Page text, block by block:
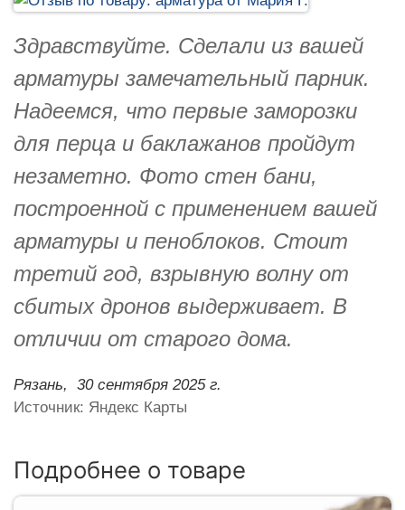
Здравствуйте. Сделали из вашей
арматуры замечательный парник.
Надеемся, что первые заморозки
для перца и баклажанов пройдут
незаметно. Фото стен бани,
построенной с применением вашей
арматуры и пеноблоков. Стоит
третий год, взрывную волну от
сбитых дронов выдерживает. В
отличии от старого дома.
Рязань,
30 сентября 2025 г.
Источник: Яндекс Карты
Подробнее о товаре